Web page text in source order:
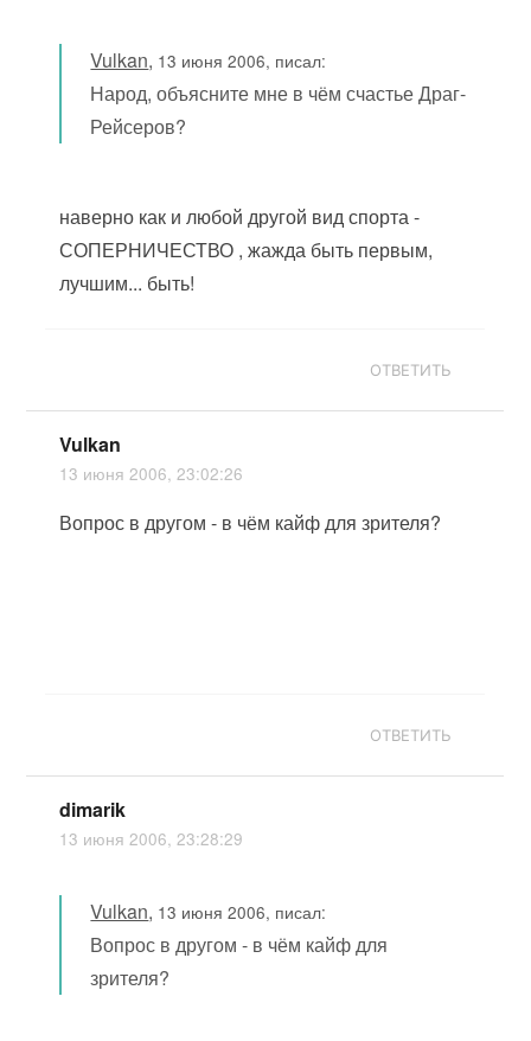
Vulkan, 13 июня 2006, писал:
Народ, объясните мне в чём счастье Драг-
Рейсеров?
наверно как и любой другой вид спорта -
СОПЕРНИЧЕСТВО , жажда быть первым,
лучшим... быть!
ОТВЕТИТЬ
Vulkan
13 июня 2006, 23:02:26
Вопрос в другом - в чём кайф для зрителя?
ОТВЕТИТЬ
dimarik
13 июня 2006, 23:28:29
Vulkan, 13 июня 2006, писал:
Вопрос в другом - в чём кайф для
зрителя?